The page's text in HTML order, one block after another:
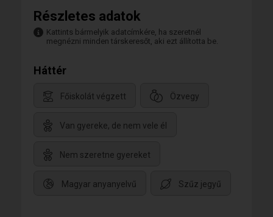
Részletes adatok
Kattints bármelyik adatcímkére, ha szeretnél
megnézni minden társkeresőt, aki ezt állította be.
Háttér
Főiskolát végzett Özvegy
Van gyereke, de nem vele él
Nem szeretne gyereket
Magyar anyanyelvű Szűz jegyű